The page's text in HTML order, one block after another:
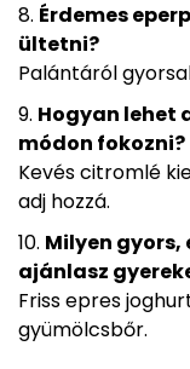
Érdemes
ültetni?
Palántáról
Hogyan lehet
módon fokozni?
Kevés citromlé
adj hozzá.
Milyen gyors,
ajánlasz
Friss epres
gyümölcsbőr.